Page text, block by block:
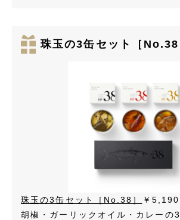
珠玉の3缶セット［No.38
珠玉の3缶セット［No.38］
￥5,190
胡椒・ガーリックオイル・カレーの